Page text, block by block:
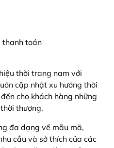
thanh toán
thời trang nam với
cập nhật xu hướng thời
cho khách hàng những
thượng.
đa dạng về mẫu mã,
cầu và sở thích của các